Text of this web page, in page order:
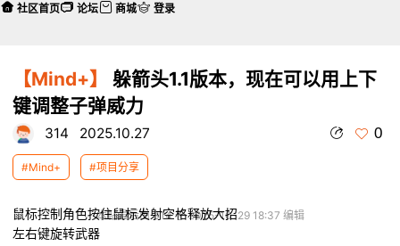
【Mind+】
躲箭头1.1版本，现在可以用上下
键调整子弹威力
314 2025.10.27 0
#Mind+ #项目分享
本帖最后由 314 于 2025-10-29 18:37 编辑
鼠标控制角色按住鼠标发射空格释放大招
左右键旋转武器
社区首页 论坛 商城 登录